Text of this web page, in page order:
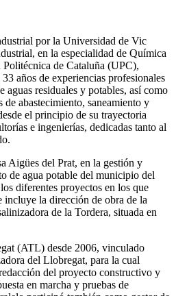
por la Universidad de Vic
en la especialidad de Química
de Cataluña (UPC),
años de experiencias profesionales
aguas residuales y potables, así como
abastecimiento, saneamiento y
el principio de su trayectoria
e ingenierías, dedicadas tanto al
Aigües del Prat, en la gestión y
de agua potable del municipio del
diferentes proyectos en los que
incluye la dirección de obra de la
de la Tordera, situada en
(ATL) desde 2006, vinculado
del Llobregat, para la cual
del proyecto constructivo y
en marcha y pruebas de